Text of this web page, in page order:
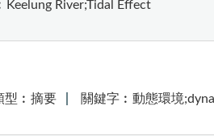
River;Tidal Effect
型︰摘要 關鍵字︰動態環境